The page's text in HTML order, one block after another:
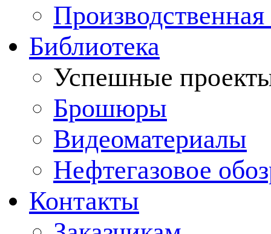
Производственная
Библиотека
Успешные
Брошюры
Видеоматериалы
Нефтегазовое
Контакты